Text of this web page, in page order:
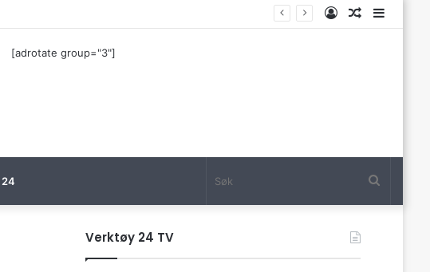
Sidebar
Tilfeldig
Log
[adrotate group="3"]
Verktøy 24 TV